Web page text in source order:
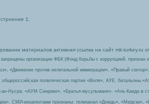
1.
материалов активная ссылка на сайт mk-turkey.ru
организации ФБК (Фонд борьбы с коррупцией,
«Движение против нелегальной иммиграции», «Правый
общероссийская политическая партия «Воля», АУЕ,
Нусра, «АУМ Синрике», «Братья-мусульмане», «Аль-Каида в
СМИ-иноагентами признаны: телеканал «Дождь»,